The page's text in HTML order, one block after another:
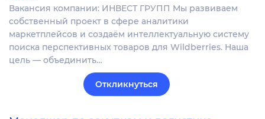
Вакансия компании: ИНВЕСТ ГРУПП Мы развиваем
собственный проект в сфере аналитики
маркетплейсов и создаём интеллектуальную систему
поиска перспективных товаров для Wildberries. Наша
цель — объединить…
Откликнуться